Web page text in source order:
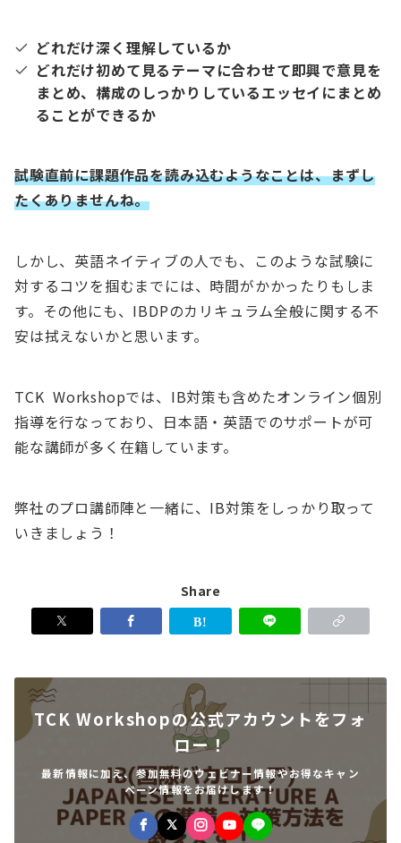
どれだけ深く理解しているか
どれだけ初めて見るテーマに合わせて即興で意見を
まとめ、構成のしっかりしているエッセイにまとめ
ることができるか
試験直前に課題作品を読み込むようなことは、まずし
たくありませんね。
しかし、英語ネイティブの人でも、このような試験に
対するコツを掴むまでには、時間がかかったりもしま
す。その他にも、IBDPのカリキュラム全般に関する不
安は拭えないかと思います。
TCK Workshopでは、IB対策も含めたオンライン個別
指導を行なっており、日本語・英語でのサポートが可
能な講師が多く在籍しています。
弊社のプロ講師陣と一緒に、IB対策をしっかり取って
いきましょう！
Share
TCK Workshopの公式アカウントをフォ
ロー！
最新情報に加え、参加無料のウェビナー情報やお得なキャン
ペーン情報をお届けします！